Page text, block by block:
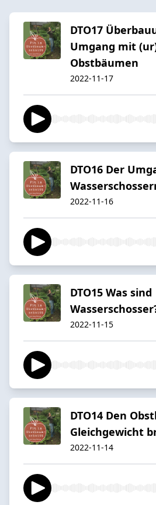
DTO17
Umgang mit
Obstbäumen
2022-11-17
DTO16 Der
2022-11-16
DTO15 Was sind
2022-11-15
DTO14 Den
Gleichgewicht
2022-11-14